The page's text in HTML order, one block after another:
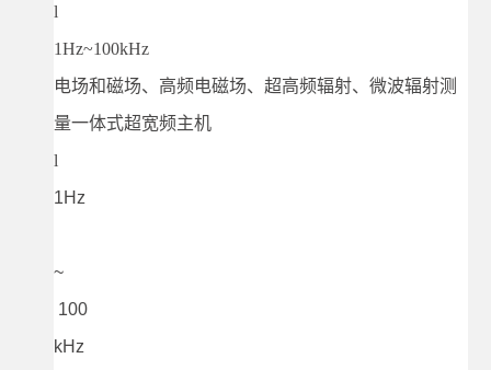
l
1Hz~100kHz
电场和磁场、高频电磁场、超高频辐射、微波辐射测
量一体式超宽频主机
l
1Hz
~
100
kHz